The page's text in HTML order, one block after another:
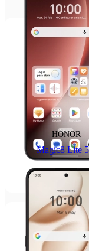
HONOR
Magic8 Lite